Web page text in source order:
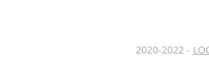
2020-2022 -